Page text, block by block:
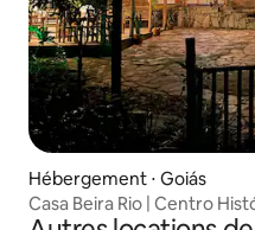
Hébergement ⋅ Goiás
Casa Beira Rio | Centro